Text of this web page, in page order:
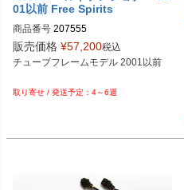
01以前 Free Spirits
商品番号 207555
販売価格 ¥57,200税込
チューブフレームモデル 2001以前
4～6週